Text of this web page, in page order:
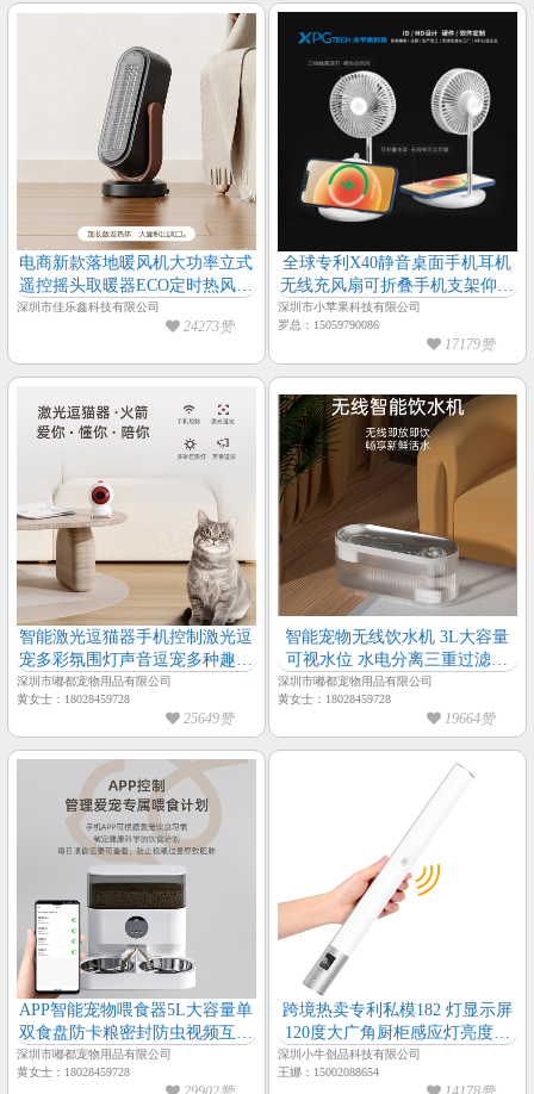
电商新款落地暖风机大功率立式
遥控摇头取暖器ECO定时热风电
暖器厂家
深圳市佳乐鑫科技有限公司
24273赞
全球专利X40静音桌面手机耳机
无线充风扇可折叠手机支架仰角
可调无刷电机静音风扇
深圳市小苹果科技有限公司
罗总：15059790086
17179赞
智能激光逗猫器手机控制激光逗
宠多彩氛围灯声音逗宠多种趣味
模式
深圳市嘟都宠物用品有限公司
黄女士：18028459728
25649赞
智能宠物无线饮水机 3L大容量
可视水位 水电分离三重过滤静
音循环出水-宠物饮水机
深圳市嘟都宠物用品有限公司
黄女士：18028459728
19664赞
APP智能宠物喂食器5L大容量单
双食盘防卡粮密封防虫视频互动
语音逗宠宠物喂食器
深圳市嘟都宠物用品有限公司
黄女士：18028459728
跨境热卖专利私模182 灯显示屏
120度大广角厨柜感应灯亮度色
温可调长续航
深圳小牛创品科技有限公司
王娜：15002088654